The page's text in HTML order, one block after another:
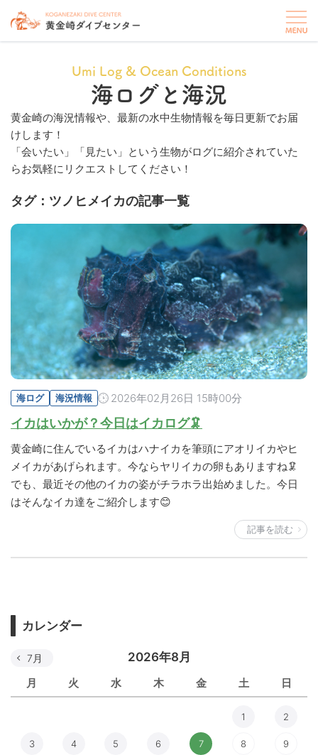
Umi Log & Ocean Conditions
海ログと海況
黄金崎の海況情報や、最新の水中生物情報を毎日更新でお届
けします！
「会いたい」「見たい」という生物がログに紹介されていた
らお気軽にリクエストしてください！
タグ：ツノヒメイカの記事一覧
海ログ 海況情報 2026年02月26日 15時00分
イカはいかが？今日はイカログ🦑
黄金崎に住んでいるイカはハナイカを筆頭にアオリイカやヒ
メイカがあげられます。今ならヤリイカの卵もありますね🦑
でも、最近その他のイカの姿がチラホラ出始めました。今日
はそんなイカ達をご紹介します😊
記事を読む
カレンダー
2026年8月
月 火 水 木 金 土 日
7月
1 2
3 4 5 6 7 8 9